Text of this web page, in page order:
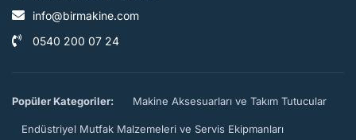
info@birmakine.com
0540 200 07 24
Popüler Kategoriler: Makine Aksesuarları ve Takım Tutucular
Endüstriyel Mutfak Malzemeleri ve Servis Ekipmanları